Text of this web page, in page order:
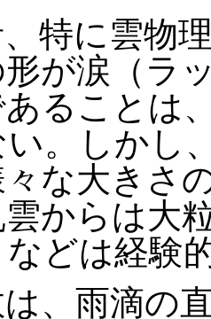
特に雲物
が涙（ラ
ることは
。しかし
な大きさ
雲からは大
どは経験
、雨滴の